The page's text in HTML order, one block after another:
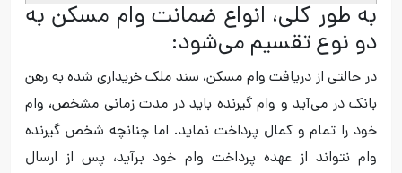
به طور کلی، انواع ضمانت وام مسکن به
دو نوع تقسیم می‌شود:
در حالتی از دریافت وام مسکن، سند ملک خریداری شده به رهن
بانک در می‌آید و وام گیرنده باید در مدت زمانی مشخص، وام
خود را تمام و کمال پرداخت نماید. اما چنانچه شخص گیرنده
وام نتواند از عهده پرداخت وام خود برآید، پس از ارسال